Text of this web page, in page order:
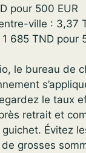
pour 500 EUR
ville : 3,37
685 TND pour
le bureau de
le taux
retrait et
Évitez
grosses